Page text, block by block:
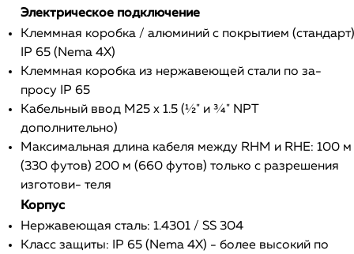
Электрическое подключение
Клеммная коробка / алюминий с покрытием (стандарт)
IP 65 (Nema 4X)
Клеммная коробка из нержавеющей стали по за-
просу IP 65
Кабельный ввод M25 x 1.5 (½" и ¾" NPT
дополнительно)
Максимальная длина кабеля между RHM и RHE: 100 м
(330 футов) 200 м (660 футов) только с разрешения
изготови- теля
Корпус
Нержавеющая сталь: 1.4301 / SS 304
Класс защиты: IP 65 (Nema 4X) - более высокий по